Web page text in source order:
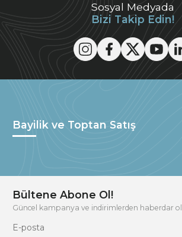
Sosyal Medyada
Bizi Takip Edin!
Bayilik ve Toptan Satış
Bültene Abone Ol!
Güncel kampanya ve indirimlerden haberdar